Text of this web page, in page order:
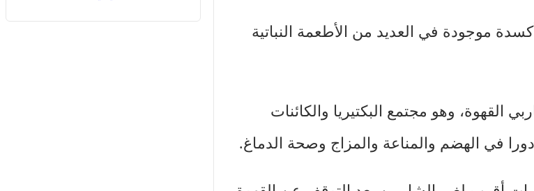
موجودة في العديد من الأطعمة النباتية
وهو مجتمع البكتيريا والكائنات
في الهضم والمناعة والمزاج وصحة الدماغ.